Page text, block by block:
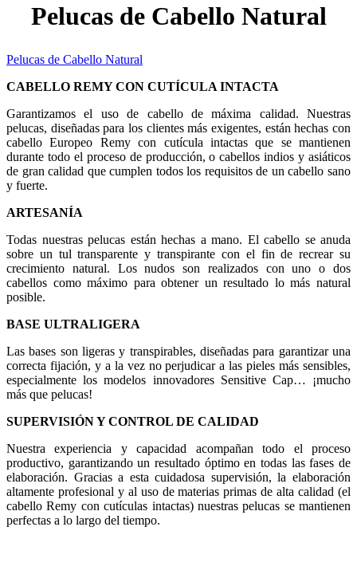
Pelucas de Cabello Natural
Pelucas de Cabello Natural
CABELLO REMY CON CUTÍCULA INTACTA
Garantizamos el uso de cabello de máxima calidad. Nuestras
pelucas, diseñadas para los clientes más exigentes, están hechas con
cabello Europeo Remy con cutícula intactas que se mantienen
durante todo el proceso de producción, o cabellos indios y asiáticos
de gran calidad que cumplen todos los requisitos de un cabello sano
y fuerte.
ARTESANÍA
Todas nuestras pelucas están hechas a mano. El cabello se anuda
sobre un tul transparente y transpirante con el fin de recrear su
crecimiento natural. Los nudos son realizados con uno o dos
cabellos como máximo para obtener un resultado lo más natural
posible.
BASE ULTRALIGERA
Las bases son ligeras y transpirables, diseñadas para garantizar una
correcta fijación, y a la vez no perjudicar a las pieles más sensibles,
especialmente los modelos innovadores Sensitive Cap… ¡mucho
más que pelucas!
SUPERVISIÓN Y CONTROL DE CALIDAD
Nuestra experiencia y capacidad acompañan todo el proceso
productivo, garantizando un resultado óptimo en todas las fases de
elaboración. Gracias a esta cuidadosa supervisión, la elaboración
altamente profesional y al uso de materias primas de alta calidad (el
cabello Remy con cutículas intactas) nuestras pelucas se mantienen
perfectas a lo largo del tiempo.